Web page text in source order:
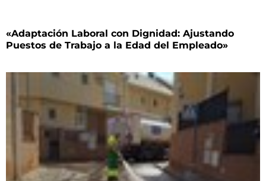
«Adaptación Laboral con Dignidad: Ajustando
Puestos de Trabajo a la Edad del Empleado»